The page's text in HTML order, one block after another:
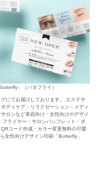
」（バタフライ）
にてお届けしております。 エステサ
ディケア・リラクゼーション・メディ
ロンなど美容向け・女性向けのデザイ
ライヤー・サロンパンフレット・ポ
コード作成・カラー変更無料の可愛
女性向けデザイン印刷「Butterfly」